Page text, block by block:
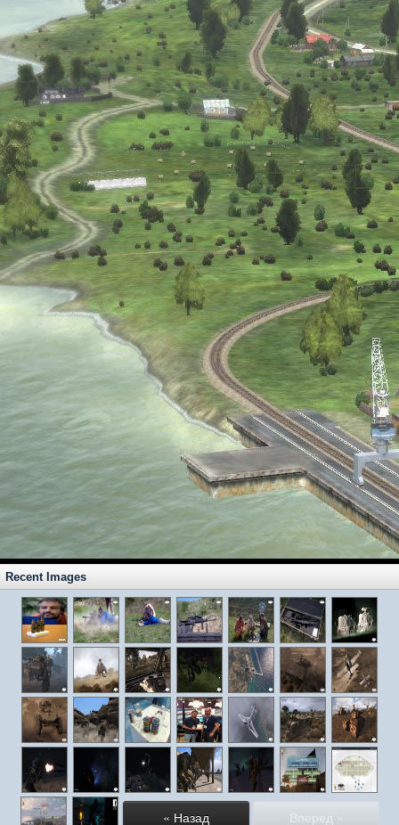
Recent Images
« Назад Вперед »